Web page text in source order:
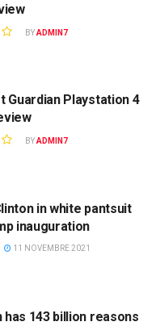
BYADMIN7
Guardian Playstation 4
BYADMIN7
in white pantsuit
inauguration
11 NOVEMBRE 2021
has 143 billion reasons